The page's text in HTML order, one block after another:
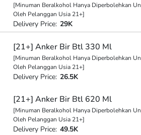
[Minuman Beralkohol Hanya Diperbolehkan
Oleh Pelanggan Usia 21+]
Delivery Price: 29K
[21+] Anker Bir Btl 330 Ml
[Minuman Beralkohol Hanya Diperbolehkan
Oleh Pelanggan Usia 21+]
Delivery Price: 26.5K
[21+] Anker Bir Btl 620 Ml
[Minuman Beralkohol Hanya Diperbolehkan
Oleh Pelanggan Usia 21+]
Delivery Price: 49.5K